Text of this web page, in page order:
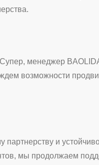
менеджер
возможности
и
мы продолжаем